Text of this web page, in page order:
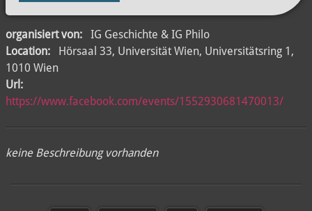
organisiert von:
IG Geschichte & IG Philo
Location:
Hörsaal 33, Universität Wien, Universitätsring 1,
1010 Wien
Url:
https://www.facebook.com/events/1552930681470013/
keine Beschreibung vorhanden